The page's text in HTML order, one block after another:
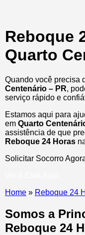
Reboque
Quarto
Quando você precisa
Centenário – PR,
serviço rápido e
Estamos aqui para
em Quarto
assistência de que
Reboque 24 Horas
Solicitar Socorro
Home » Reboque 24
Somos a
Reboque 24